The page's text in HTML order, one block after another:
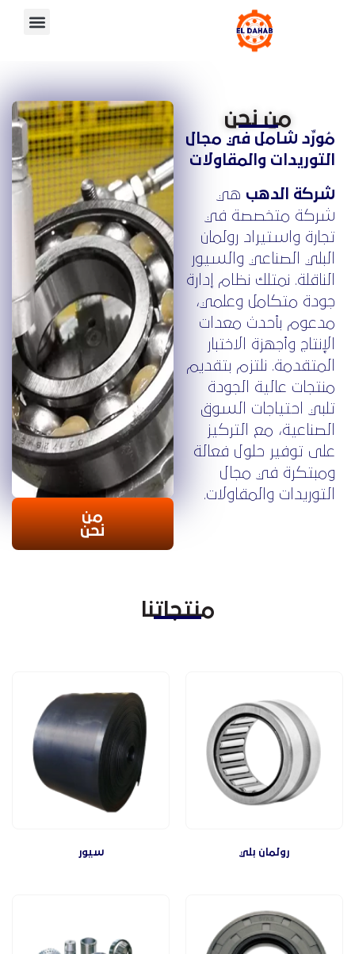
من نحن
شامل في مجال
والمقاولات
الدهبهي
متخصصة في
واستيراد رولمان
الصناعي والسيور
نمتلك نظام إدارة
متكامل وعلمي،
بأحدث معدات
وأجهزة الاختبار
نلتزم بتقديم
عالية الجودة
احتياجات السوق
مع التركيز
توفير حلول فعالة
في مجال
والمقاولات.
من
نحن
منتجاتنا
رولمان بلي سيور